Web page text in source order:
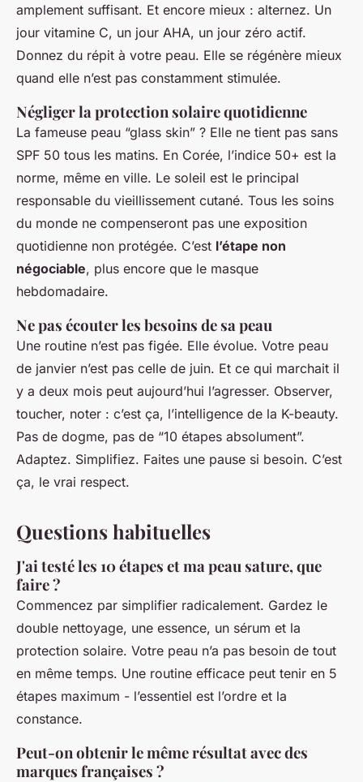
amplement suffisant. Et encore mieux : alternez. Un
jour vitamine C, un jour AHA, un jour zéro actif.
Donnez du répit à votre peau. Elle se régénère mieux
quand elle n’est pas constamment stimulée.
Négliger la protection solaire quotidienne
La fameuse peau “glass skin” ? Elle ne tient pas sans
SPF 50 tous les matins. En Corée, l’indice 50+ est la
norme, même en ville. Le soleil est le principal
responsable du vieillissement cutané. Tous les soins
du monde ne compenseront pas une exposition
quotidienne non protégée. C’est l’étape non
négociable, plus encore que le masque
hebdomadaire.
Ne pas écouter les besoins de sa peau
Une routine n’est pas figée. Elle évolue. Votre peau
de janvier n’est pas celle de juin. Et ce qui marchait il
y a deux mois peut aujourd’hui l’agresser. Observer,
toucher, noter : c’est ça, l’intelligence de la K-beauty.
Pas de dogme, pas de “10 étapes absolument”.
Adaptez. Simplifiez. Faites une pause si besoin. C’est
ça, le vrai respect.
Questions habituelles
J'ai testé les 10 étapes et ma peau sature, que
faire ?
Commencez par simplifier radicalement. Gardez le
double nettoyage, une essence, un sérum et la
protection solaire. Votre peau n’a pas besoin de tout
en même temps. Une routine efficace peut tenir en 5
étapes maximum - l’essentiel est l’ordre et la
constance.
Peut-on obtenir le même résultat avec des
marques françaises ?